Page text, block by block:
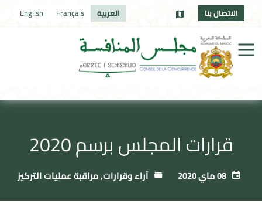
الاتصال بنا العربية Français
English
قرارات المجلس برسم 2020
آراء وقرارات,مراقبة عمليات التركيز